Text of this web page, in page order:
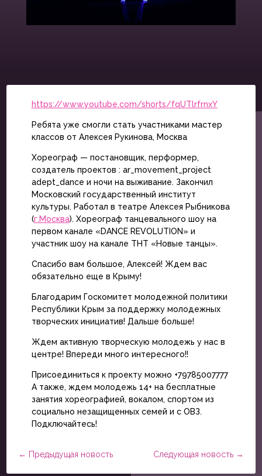
https://www.youtube.com/shorts/fqUTlrfrnxY
Ребята уже смогли стать участниками мастер
классов от Алексея Рукинова, Москва
Хореограф — постановщик, перформер,
создатель проектов : ar_movement_project
adept_dance и ночи на выживание. Закончил
Московский государственный институт
культуры. Работал в театре Алексея Рыбникова
(г.Москва). Хореограф танцевального шоу на
первом канале «DANCE REVOLUTION» и
участник шоу на канале ТНТ «Новые танцы».
Спасибо вам большое, Алексей! Ждем вас
обязательно еще в Крыму!
Благодарим Госкомитет молодежной политики
Республики Крым за поддержку молодежных
творческих инициатив! Дальше больше!
Ждем активную творческую молодежь у нас в
центре! Впереди много интересного!!
Присоединиться к проекту можно +79785007777
А также, ждем молодежь 14+ на бесплатные
занятия хореографией, вокалом, спортом из
социально незащищенных семей и с ОВЗ.
Подключайтесь!
← Предыдущая новость Следующая новость→